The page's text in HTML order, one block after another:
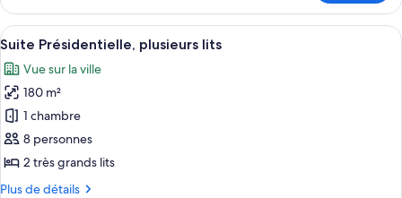
très
grand
lit
le
type
de
Suite,
très
grand
lit
Afficher
toutes
les
photos
pour
ce
type
Une chambre d’hôtel moderne
11
Suite Présidentielle, plusieurs lits
Vue sur la ville
180 m²
1 chambre
8 personnes
2 très grands lits
Plus de détails
Plus